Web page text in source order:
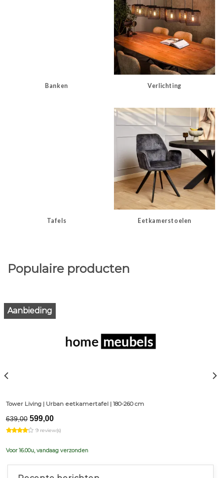
Banken Verlichting
Tafels Eetkamerstoelen
Populaire producten
Aanbieding
Tower Living | Urban eetkamertafel | 180-260 cm
639,00 Original
price
was:
599,00Current
is:
9 review(s)
Voor 16.00u, vandaag verzonden